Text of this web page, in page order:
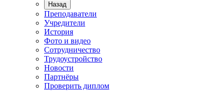
Назад
Преподаватели
Учредители
История
Фото и видео
Сотрудничество
Трудоустройство
Новости
Партнёры
Проверить диплом